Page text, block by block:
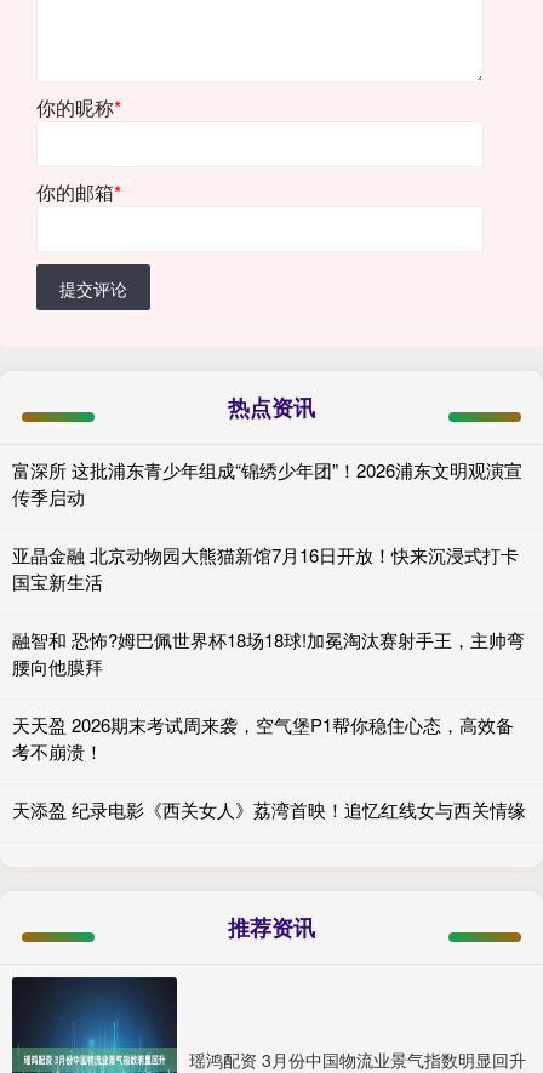
你的昵称*
你的邮箱*
提交评论
热点资讯
富深所 这批浦东青少年组成“锦绣少年团”！2026浦东文明观演宣
传季启动
亚晶金融 北京动物园大熊猫新馆7月16日开放！快来沉浸式打卡
国宝新生活
融智和 恐怖?姆巴佩世界杯18场18球!加冕淘汰赛射手王，主帅弯
腰向他膜拜
天天盈 2026期末考试周来袭，空气堡P1帮你稳住心态，高效备
考不崩溃！
天添盈 纪录电影《西关女人》荔湾首映！追忆红线女与西关情缘
推荐资讯
瑶鸿配资 3月份中国物流业景气指数明显回升